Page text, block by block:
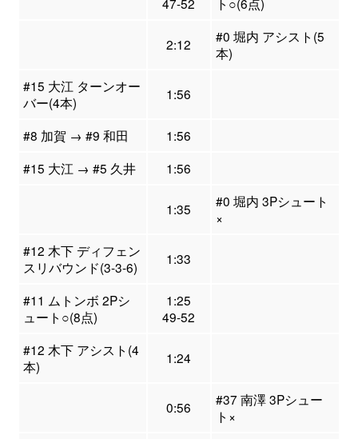
2:12
#0 堀内 アシスト(5
本)
#15 大江 ターンオー
バー(4本)
1:56
#8 加賀 → #9 和田
1:56
#15 大江 → #5 久井
1:56
1:35
#0 堀内 3Pシュート
×
#12 木下 ディフェン
スリバウンド(3-3-6)
1:33
#11 ムトンボ 2Pシ
ュート○(8点)
1:25
49-52
#12 木下 アシスト(4
本)
1:24
0:56
#37 南澤 3Pシュー
ト×